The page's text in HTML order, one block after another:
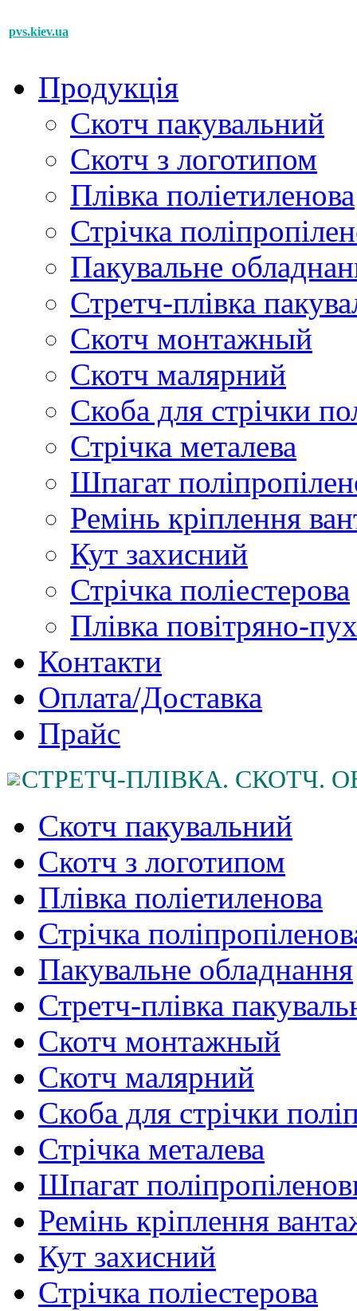
pvs.kiev.ua
Продукція
Скотч пакувальний
Cкотч з логотипом
Плівка поліетиленова
Стрічка
Пакувальне
Стретч-плівка
Cкотч монтажный
Скотч малярний
Скоба для стрічки
Стрічка металева
Шпагат
Ремінь кріплення
Кут захисний
Стрічка поліестерова
Плівка повітряно-
Контакти
Оплата/Доставка
Прайс
СТРЕТЧ-ПЛІВКА. СКОТЧ.
Скотч пакувальний
Cкотч з логотипом
Плівка поліетиленова
Стрічка
Пакувальне обладнання
Стретч-плівка
Cкотч монтажный
Скотч малярний
Скоба для стрічки
Стрічка металева
Шпагат
Ремінь кріплення
Кут захисний
Стрічка поліестерова